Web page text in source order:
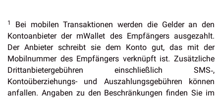
1
Bei mobilen Transaktionen werden die Gelder an den
Kontoanbieter der mWallet des Empfängers ausgezahlt.
Der Anbieter schreibt sie dem Konto gut, das mit der
Mobilnummer des Empfängers verknüpft ist. Zusätzliche
Drittanbietergebühren einschließlich SMS‑,
Kontoüberziehungs- und Auszahlungsgebühren können
anfallen. Angaben zu den Beschränkungen finden Sie im